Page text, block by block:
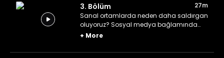
3. Bölüm
27m
Sanal ortamlarda neden daha saldırgan
oluyoruz? Sosyal medya bağlamında
"linç" ne anlama gelir?
+ More